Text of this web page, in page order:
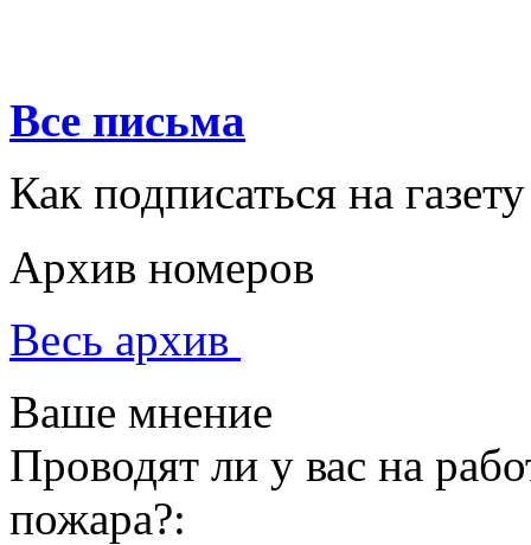
Все письма
Как подписаться на газету
Архив номеров
Весь архив
Ваше мнение
Проводят ли у вас на
пожара?: